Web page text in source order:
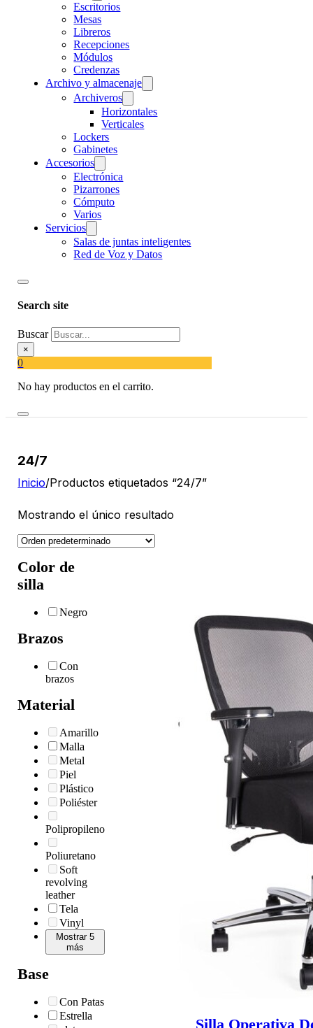
Escritorios
Mesas
Libreros
Recepciones
Módulos
Credenzas
Archivo y almacenaje
Archiveros
Horizontales
Verticales
Lockers
Gabinetes
Accesorios
Electrónica
Pizarrones
Cómputo
Varios
Servicios
Salas de juntas inteligentes
Red de Voz y Datos
Search site
Buscar
×
0
No hay productos en el carrito.
24/7
Inicio/Productos etiquetados “24/7”
Mostrando el único resultado
Color de
silla
Negro
Brazos
Con
brazos
Material
Amarillo
Malla
Metal
Piel
Plástico
Poliéster
Polipropileno
Poliuretano
Soft
revolving
leather
Tela
Vinyl
Mostrar 5
más
Base
Con Patas
Estrella
Silla Operativa